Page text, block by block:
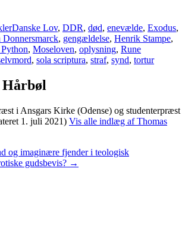
Danske Lov, DDR, død, enevælde, Exodus,
, gengældelse, Henrik Stampe,
, Moseloven, oplysning, Rune
, sola scriptura, straf, synd, tortur
Hårbøl
i Ansgars Kirke (Odense) og studenterpræst
1. juli 2021) Vis alle indlæg af Thomas
og imaginære fjender i teologisk
gudsbevis? →